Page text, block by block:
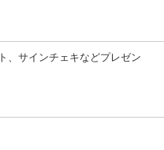
、サインチェキなどプレゼン